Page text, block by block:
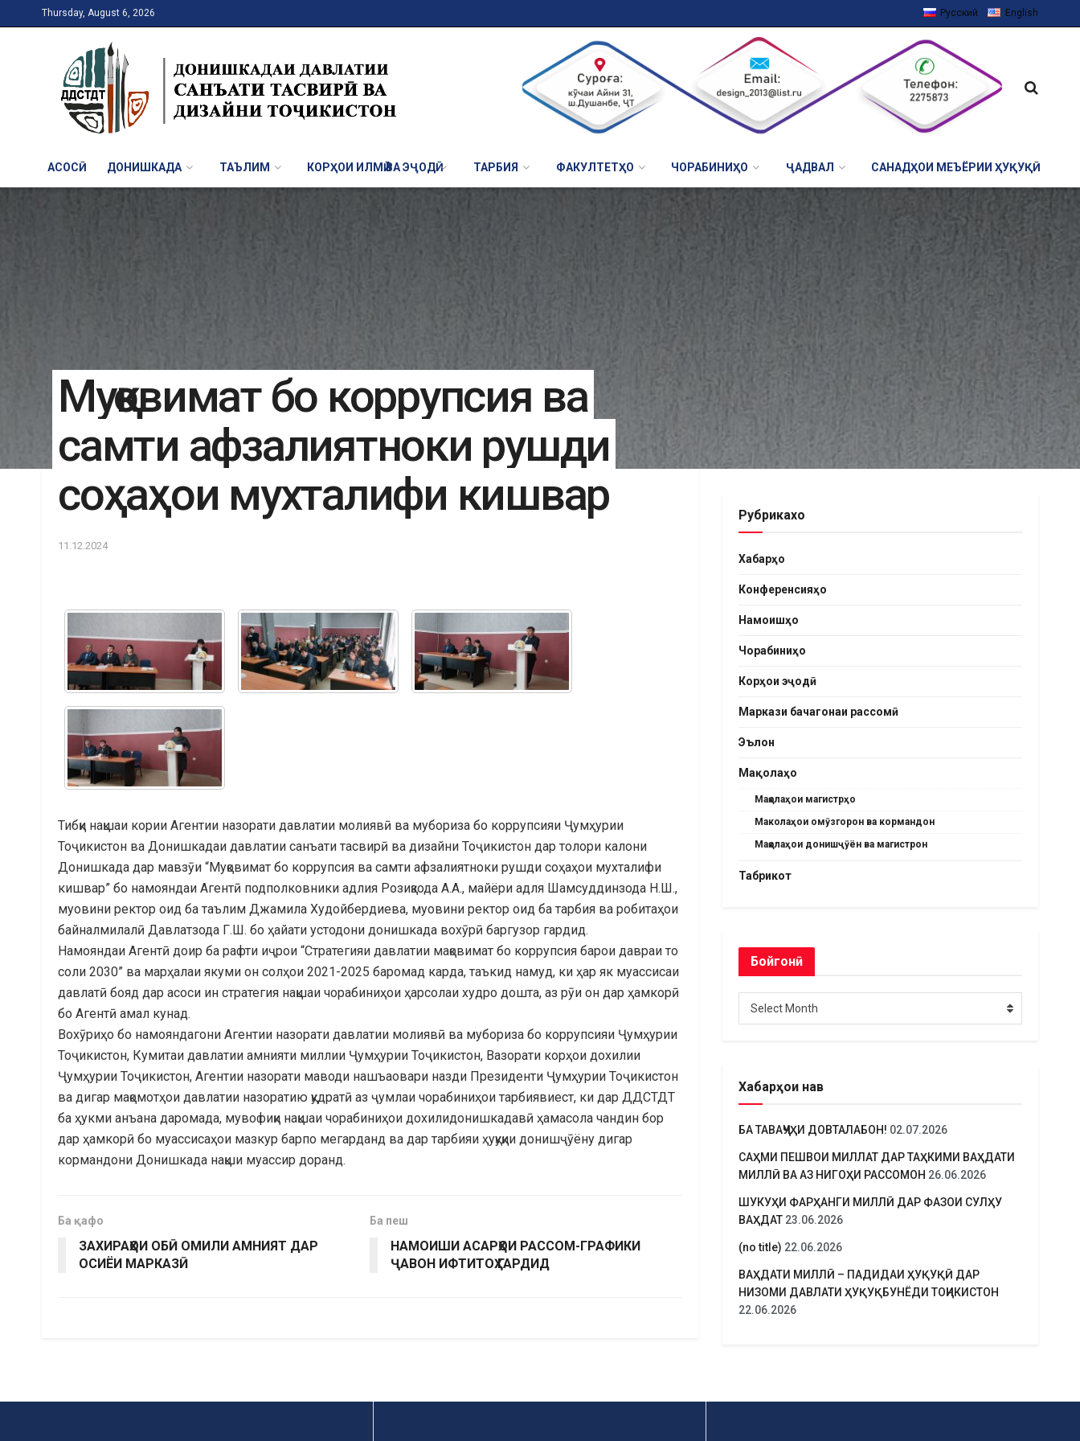
Thursday, August 6, 2026 Русский English
АСОСӢ ДОНИШКАДА ТАЪЛИМ КОРҲОИ ИЛМӢ ВА ЭҶОДӢ ТАРБИЯ ФАКУЛТЕТҲО ЧОРАБИНИҲО ҶАДВАЛ САНАДҲОИ МЕЪЁРИИ ҲУҚУҚӢ
Муқовимат бо коррупсия ва
самти афзалиятноки рушди
соҳаҳои мухталифи кишвар
11.12.2024
Тибқи нақшаи кории Агентии назорати давлатии молиявӣ ва мубориза бо коррупсияи Ҷумҳурии
Тоҷикистон ва Донишкадаи давлатии санъати тасвирӣ ва дизайни Тоҷикистон дар толори калони
Донишкада дар мавзӯи “Муқовимат бо коррупсия ва самти афзалиятноки рушди соҳаҳои мухталифи
кишвар” бо намояндаи Агентӣ подполковники адлия Розиқзода А.А., майёри адля Шамсуддинзода Н.Ш.,
муовини ректор оид ба таълим Джамила Худойбердиева, муовини ректор оид ба тарбия ва робитаҳои
байналмилалӣ Давлатзода Г.Ш. бо ҳайати устодони донишкада вохӯрӣ баргузор гардид.
Намояндаи Агентӣ доир ба рафти иҷрои “Стратегияи давлатии мақовимат бо коррупсия барои давраи то
соли 2030” ва марҳалаи якуми он солҳои 2021-2025 баромад карда, таъкид намуд, ки ҳар як муассисаи
давлатӣ бояд дар асоси ин стратегия нақшаи чорабиниҳои ҳарсолаи худро дошта, аз рӯи он дар ҳамкорӣ
бо Агентӣ амал кунад.
Вохӯриҳо бо намояндагони Агентии назорати давлатии молиявӣ ва мубориза бо коррупсияи Ҷумҳурии
Тоҷикистон, Кумитаи давлатии амнияти миллии Ҷумҳурии Тоҷикистон, Вазорати корҳои дохилии
Ҷумҳурии Тоҷикистон, Агентии назорати маводи нашъаовари назди Президенти Ҷумҳурии Тоҷикистон
ва дигар мақомотҳои давлатии назоратию қудратӣ аз ҷумлаи чорабиниҳои тарбиявиест, ки дар ДДСТДТ
ба ҳукми анъана даромада, мувофиқи нақшаи чорабиниҳои дохилидонишкадавӣ ҳамасола чандин бор
дар ҳамкорӣ бо муассисаҳои мазкур барпо мегарданд ва дар тарбияи ҳуқуқии донишҷӯёну дигар
кормандони Донишкада нақши муассир доранд.
Ба қафо
ЗАХИРАҲОИ ОБӢ ОМИЛИ АМНИЯТ ДАР
ОСИЁИ МАРКАЗӢ
Ба пеш
НАМОИШИ АСАРҲОИ РАССОМ-ГРАФИКИ
ҶАВОН ИФТИТОҲ ГАРДИД
Рубрикахо
Хабарҳо
Конференсияҳо
Намоишҳо
Чорабиниҳо
Корҳои эҷодӣ
Маркази бачагонаи рассомӣ
Эълон
Мақолаҳо
Мақолаҳои магистрҳо
Маколаҳои омӯзгорон ва кормандон
Мақолаҳои донишҷӯён ва магистрон
Табрикот
Бойгонӣ
Select Month
Хабарҳои нав
БА ТАВАҶҶУҲИ ДОВТАЛАБОН! 02.07.2026
САҲМИ ПЕШВОИ МИЛЛАТ ДАР ТАҲКИМИ ВАҲДАТИ
МИЛЛӢ ВА АЗ НИГОҲИ РАССОМОН 26.06.2026
ШУКУҲИ ФАРҲАНГИ МИЛЛӢ ДАР ФАЗОИ СУЛҲУ
ВАҲДАТ 23.06.2026
(no title) 22.06.2026
ВАҲДАТИ МИЛЛӢ – ПАДИДАИ ҲУҚУҚӢ ДАР
НИЗОМИ ДАВЛАТИ ҲУҚУҚБУНЁДИ ТОҶИКИСТОН
22.06.2026